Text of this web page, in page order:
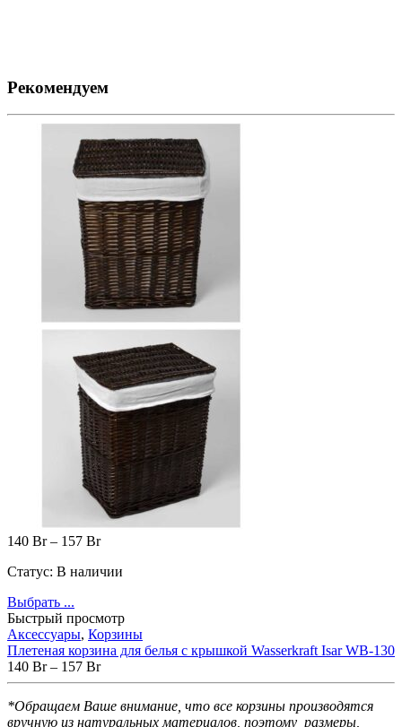
Рекомендуем
140 Br– 157 Br
Статус: В наличии
Выбрать ...
Быстрый просмотр
Аксессуары, Корзины
Плетеная корзина для белья с крышкой Wasserkraft Isar WB-130
140 Br– 157 Br
*Обращаем Ваше внимание, что все корзины производятся
вручную из натуральных материалов, поэтому размеры,